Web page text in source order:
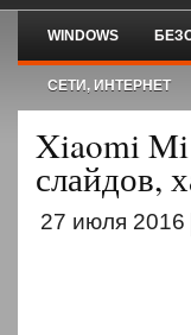
WINDOWS
СЕТИ, ИНТЕРНЕТ
Xiaomi Mi
слайдов,
27 июля 2016